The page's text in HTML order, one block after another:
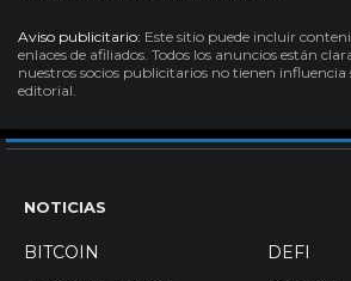
Aviso publicitario: Este sitio puede incluir
enlaces de afiliados. Todos los anuncios están
nuestros socios publicitarios no tienen
editorial.
NOTICIAS
BITCOIN
DEFI